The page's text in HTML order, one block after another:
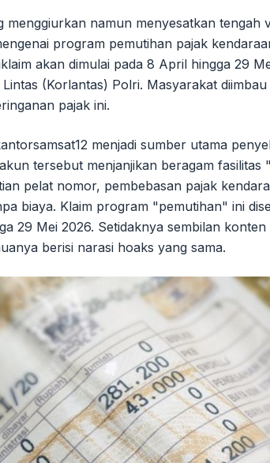
namun menyesatkan tengah
program pemutihan pajak
akan dimulai pada 8 April hingga 29
(Korlantas) Polri. Masyarakat
pajak ini.
menjadi sumber utama
tersebut menjanjikan beragam fasilitas
pelat nomor, pembebasan pajak
biaya. Klaim program "pemutihan" ini
29 Mei 2026. Setidaknya sembilan
berisi narasi hoaks yang sama.